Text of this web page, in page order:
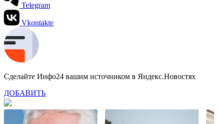
Telegram
Vkontakte
Сделайте Инфо24 вашим источником в Яндекс.Новостях
ДОБАВИТЬ